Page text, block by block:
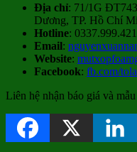
Địa chỉ: 71/1G
Dương, TP. Hồ Chí
Hotline:
Email:
Website:
Facebook: fb.com/
Liên hệ nhận báo giá và